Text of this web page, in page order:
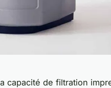
capacité de filtration